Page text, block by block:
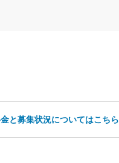
と募集状況についてはこちら